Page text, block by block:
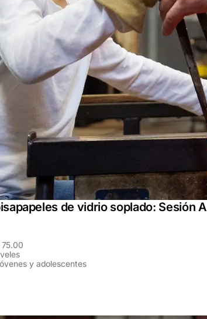
de vidrio soplado: Sesión A
y adolescentes